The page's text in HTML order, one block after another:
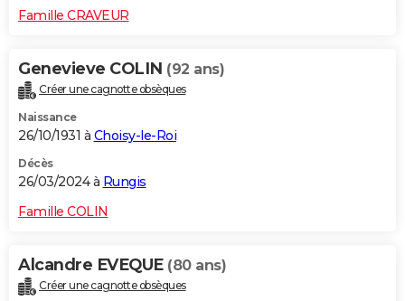
Famille CRAVEUR
Genevieve COLIN (92 ans)
Créer une cagnotte obsèques
Naissance
26/10/1931 à Choisy-le-Roi
Décès
26/03/2024 à Rungis
Famille COLIN
Alcandre EVEQUE (80 ans)
Créer une cagnotte obsèques